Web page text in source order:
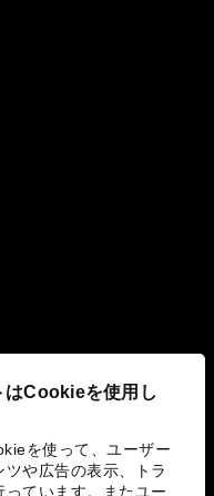
はCookieを使用し
を使って、ユーザー
や広告の表示、トラ
ています。またユー